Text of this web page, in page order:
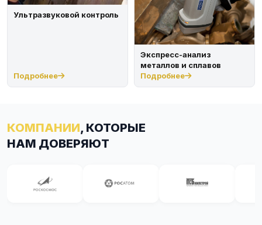
Ультразвуковой контроль
Подробнее
Экспресс-анализ
металлов и сплавов
Подробнее
КОМПАНИИ, КОТОРЫЕ
НАМ ДОВЕРЯЮТ